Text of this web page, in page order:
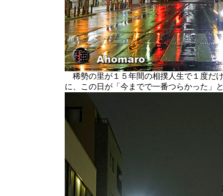
稀勢の里が１５年間の相撲人生で１度だ
に、この日が「今までで一番つらかった」